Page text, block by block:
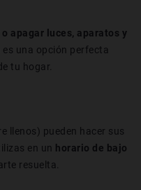
o apagar luces, aparatos y
es una opción perfecta
tu hogar.
llenos) pueden hacer sus
en un horario de bajo
resuelta.